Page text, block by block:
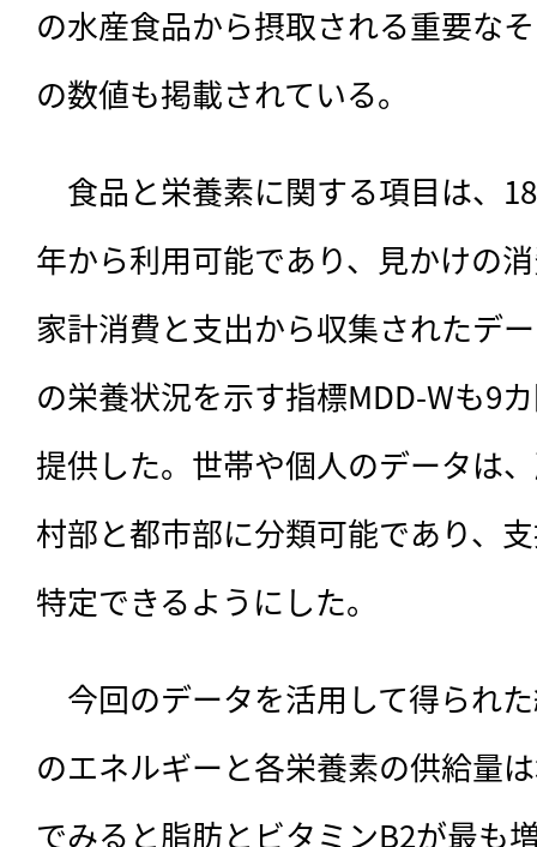
の水産食品から摂取される重要な
の数値も掲載されている。
食品と栄養素に関する項目は、
年から利用可能であり、見かけの
家計消費と支出から収集されたデ
の栄養状況を示す指標MDD-Wも9
提供した。世帯や個人のデータは
村部と都市部に分類可能であり、
特定できるようにした。
今回のデータを活用して得られ
のエネルギーと各栄養素の供給量
でみると脂肪とビタミンB2が最も